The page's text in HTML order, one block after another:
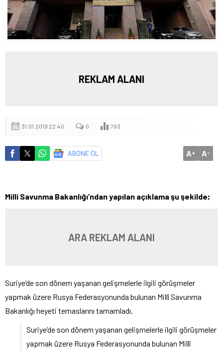
REKLAM ALANI
31.01.2019 22:40 0 793
ABONE OL A+ A-
Milli Savunma Bakanlığı’ndan yapılan açıklama şu şekilde;
ARA REKLAM ALANI
Suriye’de son dönem yaşanan gelişmelerle ilgili görüşmeler
yapmak üzere Rusya Federasyonunda bulunan Millî Savunma
Bakanlığı heyeti temaslarını tamamladı.
Suriye’de son dönem yaşanan gelişmelerle ilgili görüşmeler
yapmak üzere Rusya Federasyonunda bulunan Millî